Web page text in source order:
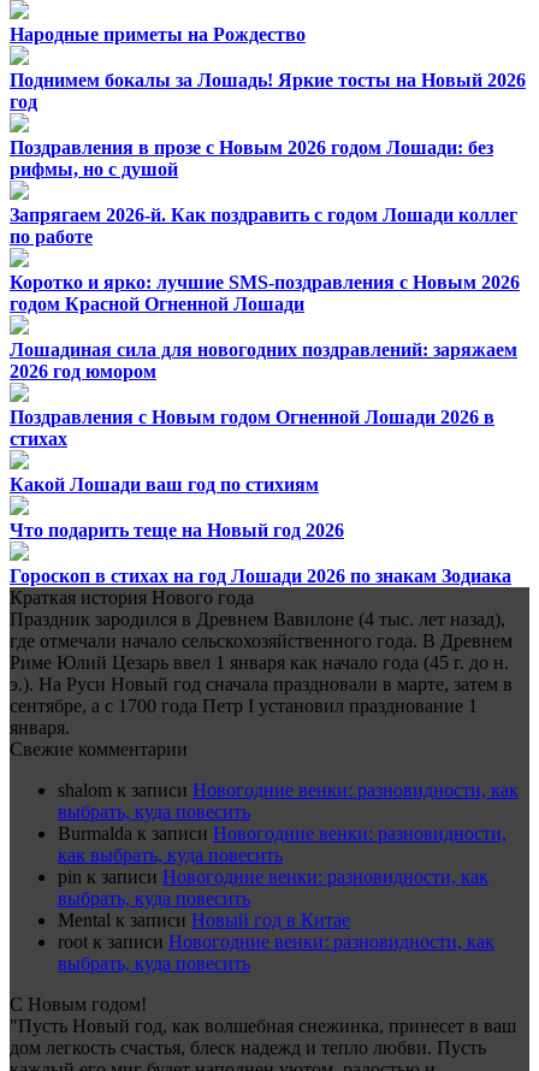
Народные приметы на Рождество
Поднимем бокалы за Лошадь! Яркие тосты на Новый 2026
год
Поздравления в прозе с Новым 2026 годом Лошади: без
рифмы, но с душой
Запрягаем 2026-й. Как поздравить с годом Лошади коллег
по работе
Коротко и ярко: лучшие SMS-поздравления с Новым 2026
годом Красной Огненной Лошади
Лошадиная сила для новогодних поздравлений: заряжаем
2026 год юмором
Поздравления с Новым годом Огненной Лошади 2026 в
стихах
Какой Лошади ваш год по стихиям
Что подарить теще на Новый год 2026
Гороскоп в стихах на год Лошади 2026 по знакам Зодиака
Краткая история Нового года
Праздник зародился в Древнем Вавилоне (4 тыс. лет назад),
где отмечали начало сельскохозяйственного года. В Древнем
Риме Юлий Цезарь ввел 1 января как начало года (45 г. до н.
э.). На Руси Новый год сначала праздновали в марте, затем в
сентябре, а с 1700 года Петр I установил празднование 1
января.
Свежие комментарии
shalom к записи Новогодние венки: разновидности, как
выбрать, куда повесить
Burmalda к записи Новогодние венки: разновидности,
как выбрать, куда повесить
pin к записи Новогодние венки: разновидности, как
выбрать, куда повесить
Mental к записи Новый год в Китае
root к записи Новогодние венки: разновидности, как
выбрать, куда повесить
С Новым годом!
"Пусть Новый год, как волшебная снежинка, принесет в ваш
дом легкость счастья, блеск надежд и тепло любви. Пусть